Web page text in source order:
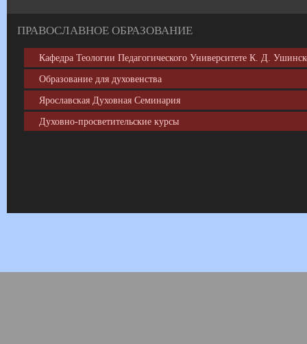
ПРАВОСЛАВНОЕ ОБРАЗОВАНИЕ
Кафедра Теологии Педагогического Университете К. Д.
Образование для духовенства
Ярославская Духовная Семинария
Духовно-просветительские курсы